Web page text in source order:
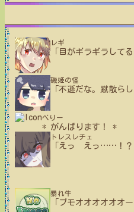
レギ
「目がギラギラしてる
磯姫の怪
「不遜だな。蹴散ら
べりー
* がんばります！ *
トレスレチェ
「えっ えっ …… ！
暴れ牛
「ブモオオオオオオ